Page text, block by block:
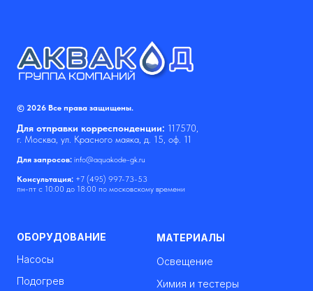
© 2026 Все права защищены.
Для отправки корреспонденции: 117570,
г. Москва, ул. Красного маяка, д. 15, оф. 11
Для запросов: info@aquakode-gk.ru
Консультация: +7 (495) 997-73-53
пн-пт с 10:00 до 18:00 по московскому времени
ОБОРУДОВАНИЕ
Насосы
Подогрев
МАТЕРИАЛЫ
Освещение
Химия и тестеры